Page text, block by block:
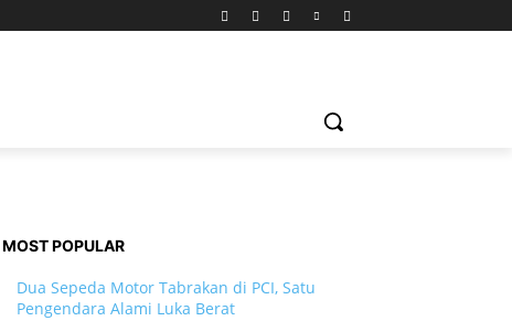
MOST POPULAR
Dua Sepeda Motor Tabrakan di PCI, Satu
Pengendara Alami Luka Berat